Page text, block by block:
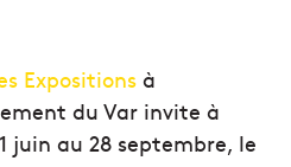
Expositionsà
du Var invite à
juin au 28 septembre, le